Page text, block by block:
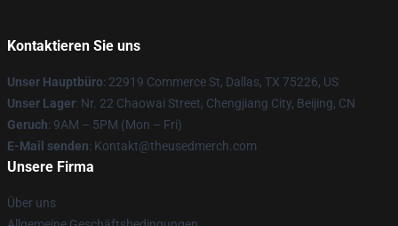
Kontaktieren Sie uns
Unser Hauptbüro: 22919 Commerce St, Dallas, TX 75226, US
Unser Lager: Nr. 22 Chaowai Street, Chengjiang City, Beijing, CN
Geruch: 9AM – 5PM (Mon – Fri)
E-Mail senden: Kontakt@theusedmerch.com
Unsere Firma
Über uns